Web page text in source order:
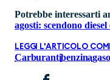
Potrebbe interessarti
agosti: scendono
LEGGI L'ARTICOLO
Carburantibenzina